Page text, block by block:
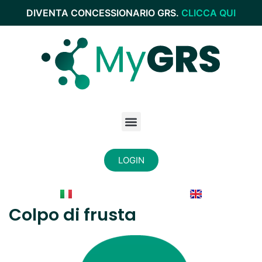
DIVENTA CONCESSIONARIO GRS. CLICCA QUI
LOGIN
Colpo di frusta